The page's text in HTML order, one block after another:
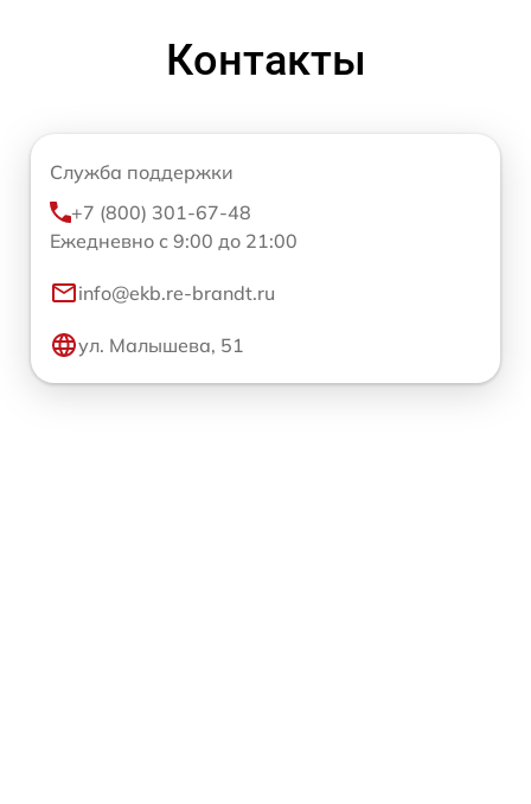
Контакты
Служба поддержки
+7 (800) 301-67-48
Ежедневно с 9:00 до 21:00
info@ekb.re-brandt.ru
ул. Малышева, 51